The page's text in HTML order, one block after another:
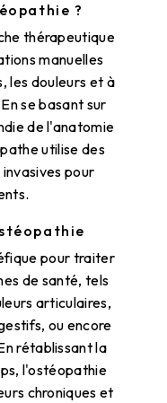
?
thérapeutique
manuelles
les douleurs et à
se basant sur
de l'anatomie
utilise des
pour
pour traiter
de santé, tels
articulaires,
ou encore
rétablissant la
l'ostéopathie
chroniques et